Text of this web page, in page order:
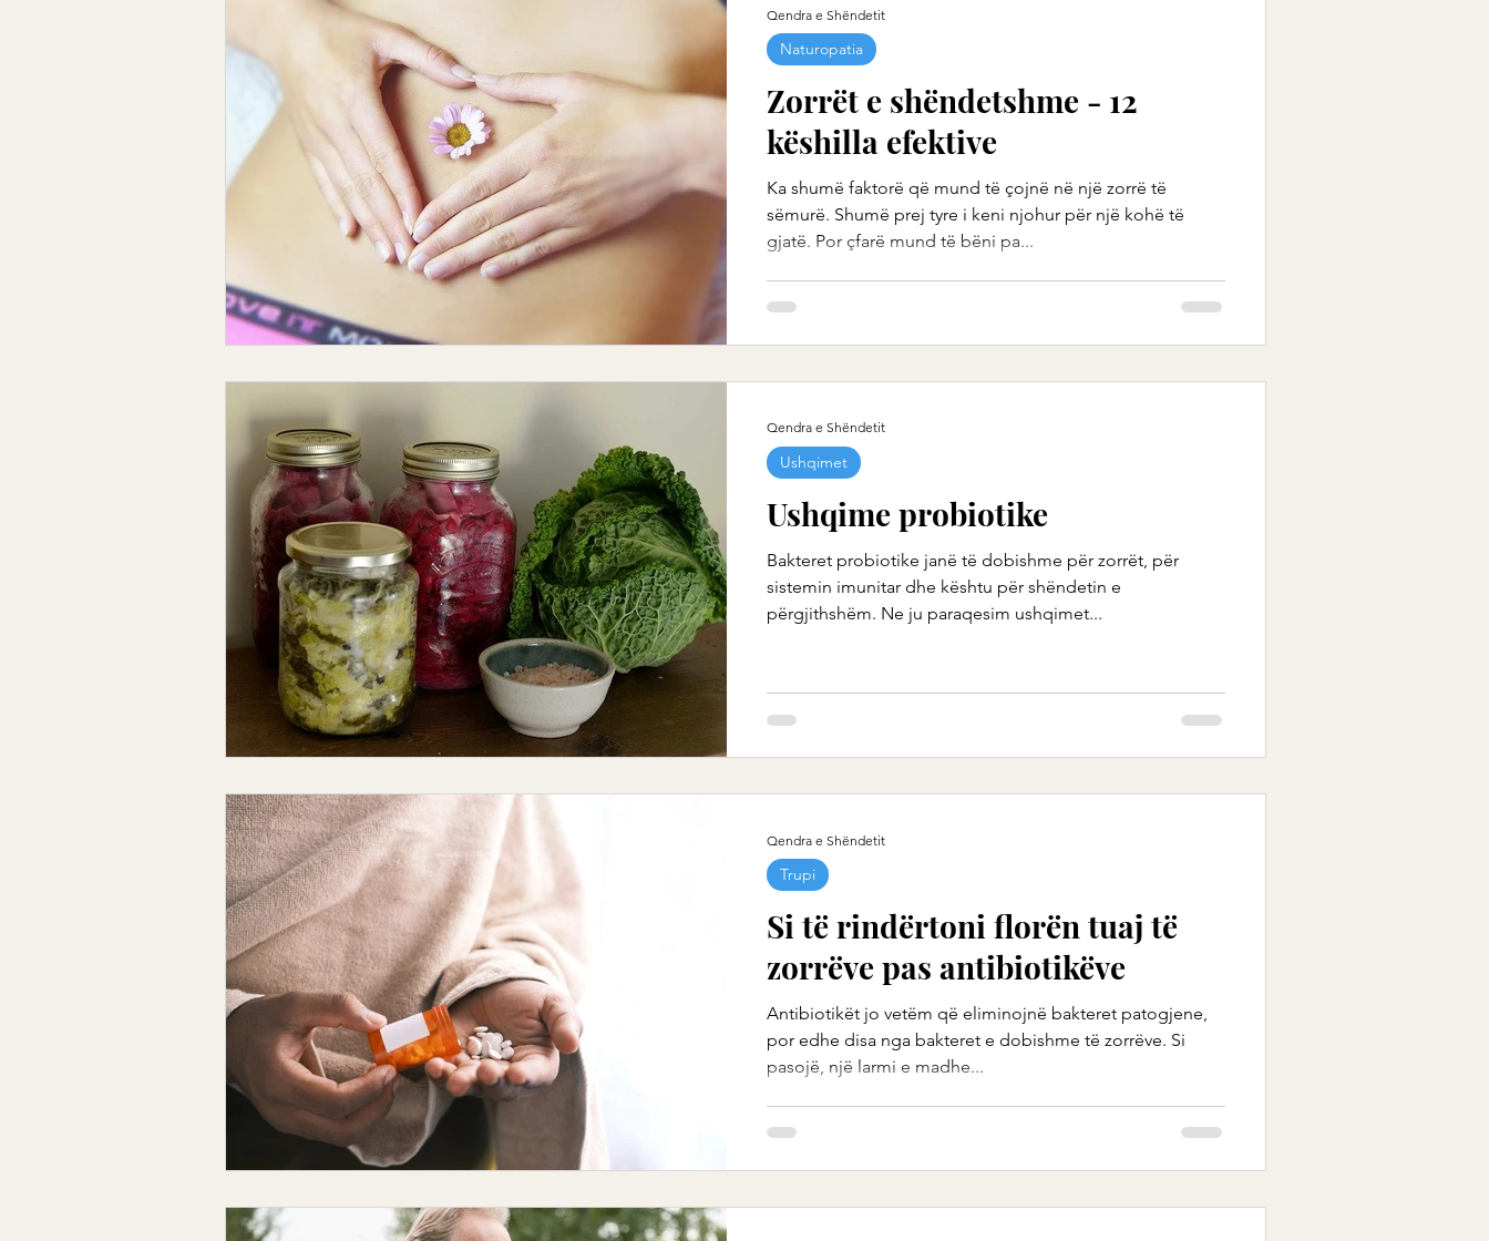
Zorrët e shëndetshme - 12
këshilla efektive
Ka shumë faktorë që mund të çojnë në një zorrë të
sëmurë. Shumë prej tyre i keni njohur për një kohë të
gjatë. Por çfarë mund të bëni pa...
Naturopatia
Qendra e Shëndetit
Ushqime probiotike
Bakteret probiotike janë të dobishme për zorrët, për
sistemin imunitar dhe kështu për shëndetin e
përgjithshëm. Ne ju paraqesim ushqimet...
Ushqimet
Qendra e Shëndetit
Si të rindërtoni florën tuaj të
zorrëve pas antibiotikëve
Antibiotikët jo vetëm që eliminojnë bakteret patogjene,
por edhe disa nga bakteret e dobishme të zorrëve. Si
pasojë, një larmi e madhe...
Trupi
Qendra e Shëndetit